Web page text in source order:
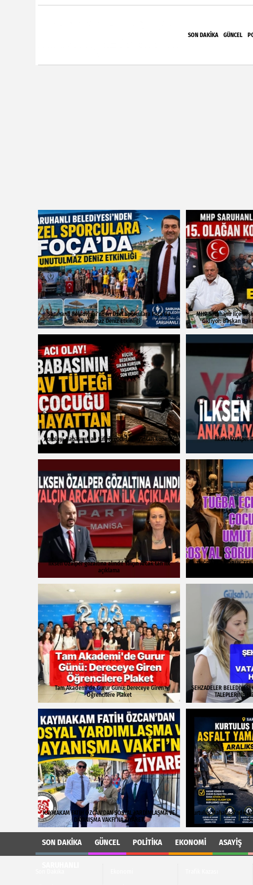
SON DAKIKA GÜNCEL
Saruhanlı Belediyesi'nden Özel Sporculara Foça'da
Unutulmaz Deniz Etkinliği
MHP Saruhanlı İlçe
Gidiyor: Başkan
Acı olay: Babasının av tüfeği çocuğu hayattan kopardı İlksen Özalper
İlksen Özalper gözaltına alındı! Yalçın Arcak'tan ilk
açıklama
TUĞBA ECE
Tam Akademi'de Gurur Günü: Dereceye Giren
Öğrencilere Plaket
ŞEHZADELER
TALEPLERİNE
KAYMAKAM FATİH ÖZCAN'DAN SOSYAL YARDIMLAŞMA VE
DAYANIŞMA VAKFI'NA ZİYARET
Kurtuluş Mahallesi'nde
SON DAKIKA GÜNCEL POLITIKA EKONOMI ASAYIŞ